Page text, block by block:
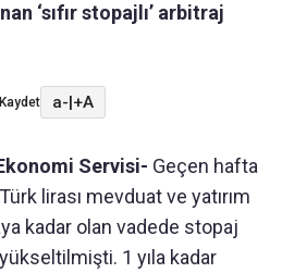
‘sıfır stopajlı’ arbitraj
Kaydet a-|+A
Servisi- Geçen hafta
lirası mevduat ve yatırım
kadar olan vadede stopaj
1 yıla kadar